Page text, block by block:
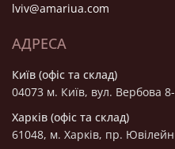
lviv@amariua.com
АДРЕСА
Київ (офіс та склад)
04073 м. Київ, вул. Вербова
Харків (офіс та склад)
61048, м. Харків, пр.